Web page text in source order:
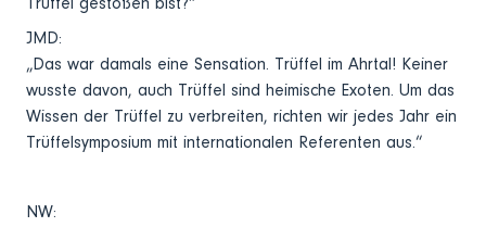
JMD:
„Das war damals eine Sensation. Trüffel im Ahrtal! Keiner
wusste davon, auch Trüffel sind heimische Exoten. Um das
Wissen der Trüffel zu verbreiten, richten wir jedes Jahr ein
Trüffelsymposium mit internationalen Referenten aus.“
NW: